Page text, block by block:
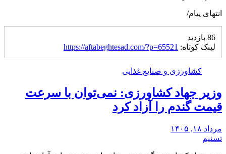
انتهای پیام/
86 بازدید
لینک کوتاه: https://aftabeghtesad.com/?p=65521
کشاورزی و صنایع غذایی
وزیر جهاد کشاورزی: نمی‌توان با سرعت
قیمت گندم را آزاد کرد
مرداد ۱۸, ۱۴۰۵
تسنیم